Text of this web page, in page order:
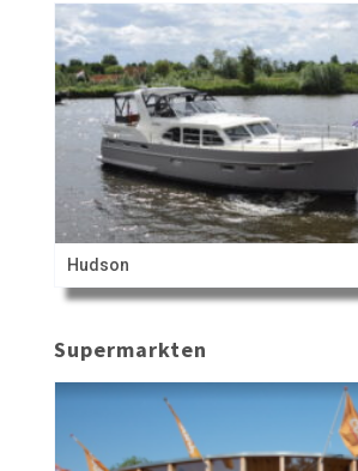
Hudson
Supermarkten